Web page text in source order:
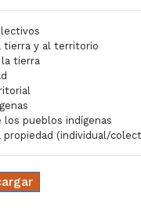
tierra y al territorio
la tierra
los pueblos indígenas
propiedad (individual/